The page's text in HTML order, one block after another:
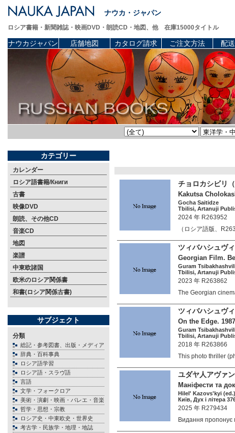
ナウカ・ジャパン
ロシア書籍・新聞雑誌・映画DVD・朗読CD・地図、他 在庫15000タイトル
ナウカジャパン 店舗地図 カタログ請求 ご注文方法 配
カテゴリー
カレンダー
ロシア語書籍/Книги
古書
映像DVD
朗読、その他CD
音楽CD
地図
楽譜
中東欧諸国
欧米のロシア関係書
和書(ロシア関係古書)
サブジェクト
分類
総記・参考図書、出版・メディア
辞典・百科事典
ロシア語学習
ロシア語・スラヴ語
言語
文学・フォークロア
美術・演劇・映画・バレエ・音楽
哲学・思想・宗教
ロシア史・中東欧史・世界史
考古学・民族学・地理・地誌
チョロカシビリ
Kakutsa
Gocha Saitidze
Tbilisi, Artanuji
2024 年 R263952
（ロシア語版、
ツィバハシュヴ
Georgian Film.
Guram
Tbilisi, Artanuji
2023 年 R263862
The Georgian
ツィバハシュヴ
On the Edge.
Guram
Tbilisi, Artanuji
2018 年 R263866
This photo thriller
ユダヤ人アヴァ
Маніфести та
Hilel' Kazovs'kyi (ed.)
Київ, Дух і літера
2025 年 R279434
Видання пропонує